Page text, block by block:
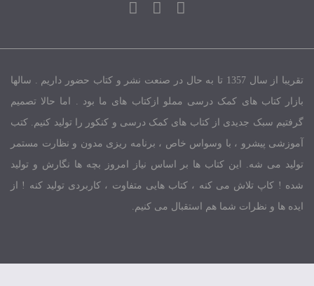
تقریبا از سال 1357 تا به حال در صنعت نشر و کتاب حضور داریم . سالها
های کمک درسی مملو ازکتاب های ما بود . اما حالا تصمیم
جدیدی از کتاب های کمک درسی و کنکور را تولید کنیم. کتب
، با وسواس خاص ، برنامه ریزی مدون و نظارت مستمر
این کتاب ها بر اساس نیاز امروز بچه ها نگارش و تولید
می کنه ، کتاب هایی متفاوت ، کاربردی تولید کنه ! از
شما هم استقبال می کنیم.